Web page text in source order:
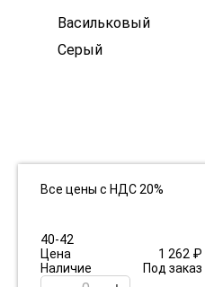
Васильковый
Серый
Все цены с НДС 20%
40-42
Цена
1 262 ₽
Наличие
Под заказ